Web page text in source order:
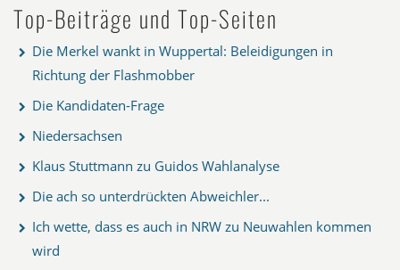
Top-Beiträge und Top-Seiten
Die Merkel wankt in Wuppertal: Beleidigungen in
Richtung der Flashmobber
Die Kandidaten-Frage
Niedersachsen
Klaus Stuttmann zu Guidos Wahlanalyse
Die ach so unterdrückten Abweichler...
Ich wette, dass es auch in NRW zu Neuwahlen kommen
wird